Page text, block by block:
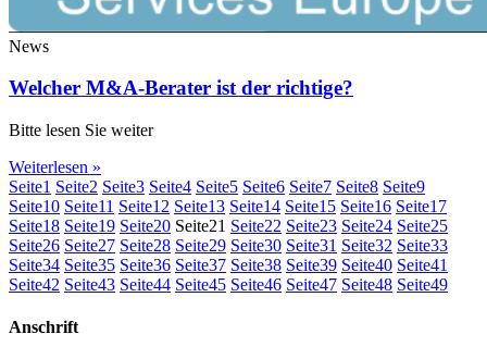
News
Welcher M&A-Berater ist der richtige?
Bitte lesen Sie weiter
Weiterlesen »
Seite1 Seite2 Seite3 Seite4 Seite5 Seite6 Seite7 Seite8 Seite9
Seite10 Seite11 Seite12 Seite13 Seite14 Seite15 Seite16 Seite17
Seite18 Seite19 Seite20 Seite21 Seite22 Seite23 Seite24 Seite25
Seite26 Seite27 Seite28 Seite29 Seite30 Seite31 Seite32 Seite33
Seite34 Seite35 Seite36 Seite37 Seite38 Seite39 Seite40 Seite41
Seite42 Seite43 Seite44 Seite45 Seite46 Seite47 Seite48 Seite49
Anschrift